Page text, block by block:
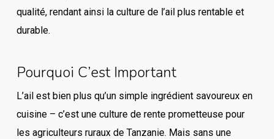
qualité, rendant ainsi la culture de l’ail plus rentable et
durable.
Pourquoi C’est Important
L’ail est bien plus qu’un simple ingrédient savoureux en
cuisine – c’est une culture de rente prometteuse pour
les agriculteurs ruraux de Tanzanie. Mais sans une